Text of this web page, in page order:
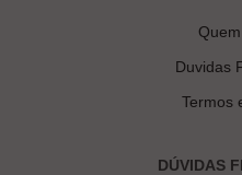
Duvidas
Termos
DÚVIDAS